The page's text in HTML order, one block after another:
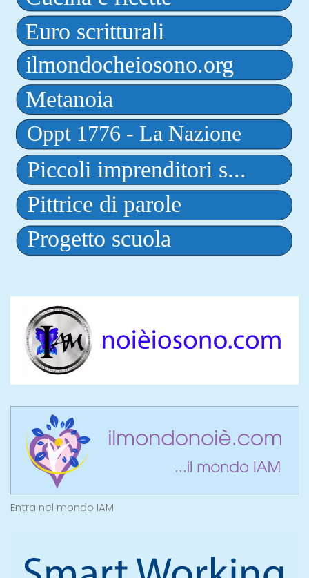
Entra nel mondo IAM